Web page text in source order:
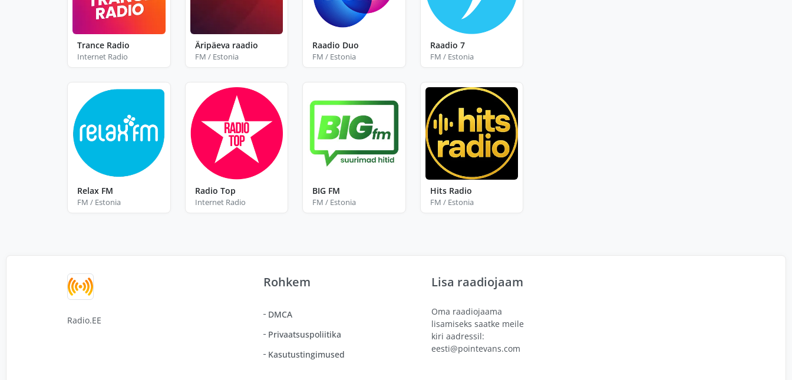
Trance Radio
Internet Radio
Äripäeva raadio
FM / Estonia
Raadio Duo
FM / Estonia
Raadio 7
FM / Estonia
Relax FM
FM / Estonia
Radio Top
Internet Radio
BIG FM
FM / Estonia
Hits Radio
FM / Estonia
Radio.EE
Rohkem
DMCA
Privaatsuspoliitika
Kasutustingimused
Lisa raadiojaam
Oma raadiojaama
lisamiseks saatke meile
kiri aadressil:
eesti@pointevans.com